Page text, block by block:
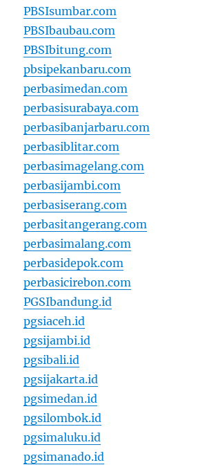
PBSIsumbar.com
PBSIbaubau.com
PBSIbitung.com
pbsipekanbaru.com
perbasimedan.com
perbasisurabaya.com
perbasibanjarbaru.com
perbasiblitar.com
perbasimagelang.com
perbasijambi.com
perbasiserang.com
perbasitangerang.com
perbasimalang.com
perbasidepok.com
perbasicirebon.com
PGSIbandung.id
pgsiaceh.id
pgsijambi.id
pgsibali.id
pgsijakarta.id
pgsimedan.id
pgsilombok.id
pgsimaluku.id
pgsimanado.id